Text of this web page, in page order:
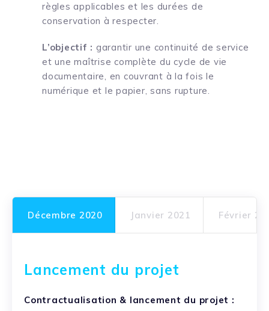
règles applicables et les durées de
conservation à respecter.
L’objectif : garantir une continuité de service
et une maîtrise complète du cycle de vie
documentaire, en couvrant à la fois le
numérique et le papier, sans rupture.
Décembre 2020 Janvier 2021 Février
Lancement du projet
Contractualisation & lancement du projet :